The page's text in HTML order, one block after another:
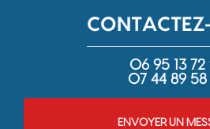
06 95 13 72
07 44 89 58
ENVOYER UN